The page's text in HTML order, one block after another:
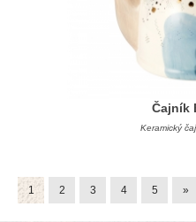
Čajník
Keramický
1 2 3 4 5 »